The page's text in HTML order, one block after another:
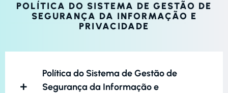
POLÍTICA DO SISTEMA DE GESTÃO DE
SEGURANÇA DA INFORMAÇÃO E
PRIVACIDADE
Política do Sistema de Gestão de
Segurança da Informação e